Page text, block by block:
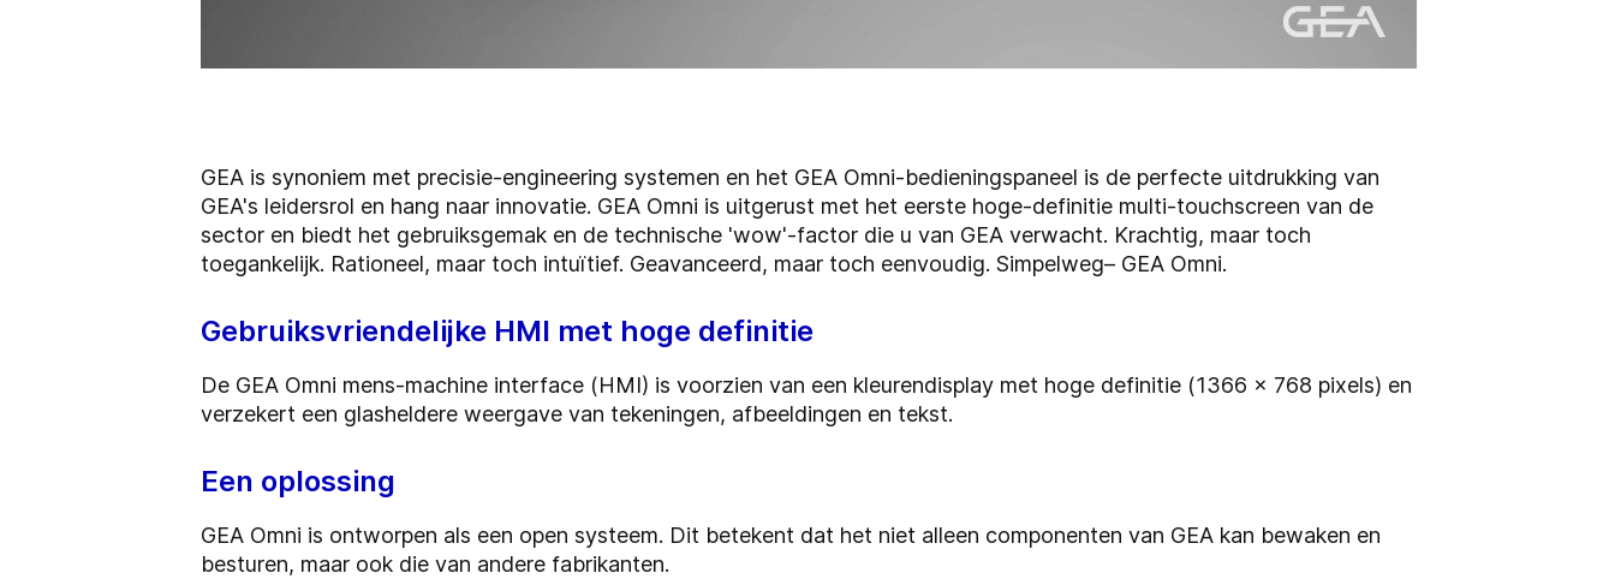
GEA is synoniem met precisie-engineering systemen en het GEA Omni-bedieningspaneel is de perfecte uitdrukking van
GEA's leidersrol en hang naar innovatie. GEA Omni is uitgerust met het eerste hoge-definitie multi-touchscreen van de
sector en biedt het gebruiksgemak en de technische 'wow'-factor die u van GEA verwacht. Krachtig, maar toch
toegankelijk. Rationeel, maar toch intuïtief. Geavanceerd, maar toch eenvoudig. Simpelweg– GEA Omni.
Gebruiksvriendelijke HMI met hoge definitie
De GEA Omni mens-machine interface (HMI) is voorzien van een kleurendisplay met hoge definitie (1366 x 768 pixels) en
verzekert een glasheldere weergave van tekeningen, afbeeldingen en tekst.
Een oplossing
GEA Omni is ontworpen als een open systeem. Dit betekent dat het niet alleen componenten van GEA kan bewaken en
besturen, maar ook die van andere fabrikanten.